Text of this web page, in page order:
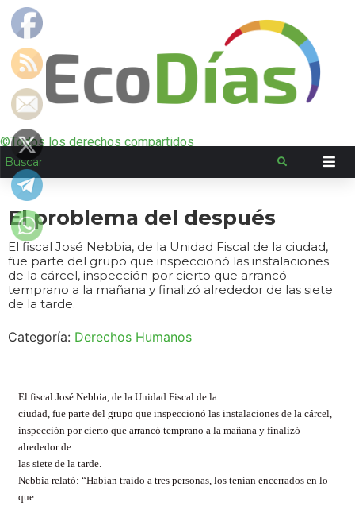
©Todos los derechos compartidos
El problema del después
El fiscal José Nebbia, de la Unidad Fiscal de la ciudad,
fue parte del grupo que inspeccionó las instalaciones
de la cárcel, inspección por cierto que arrancó
temprano a la mañana y finalizó alrededor de las siete
de la tarde.
Categoría: Derechos Humanos
El fiscal José Nebbia, de la Unidad Fiscal de la
ciudad, fue parte del grupo que inspeccionó las instalaciones de la cárcel,
inspección por cierto que arrancó temprano a la mañana y finalizó
alrededor de
las siete de la tarde.
Nebbia relató: “Habían traído a tres personas, los tenían encerrados en lo
que